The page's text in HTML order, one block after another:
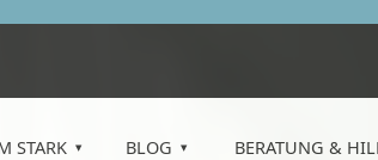
STARK BLOG BERATUNG &